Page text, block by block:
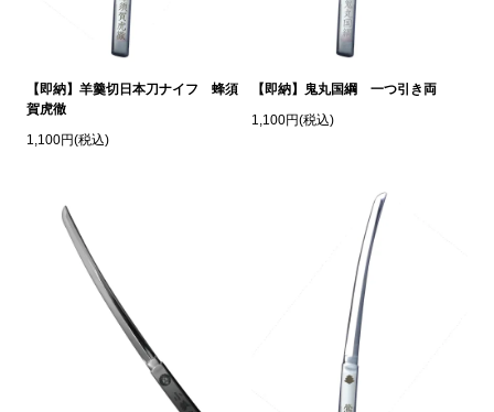
【即納】羊羹切日本刀ナイフ 蜂須
賀虎徹
1,100円(税込)
【即納】鬼丸国綱 一つ引き両
1,100円(税込)